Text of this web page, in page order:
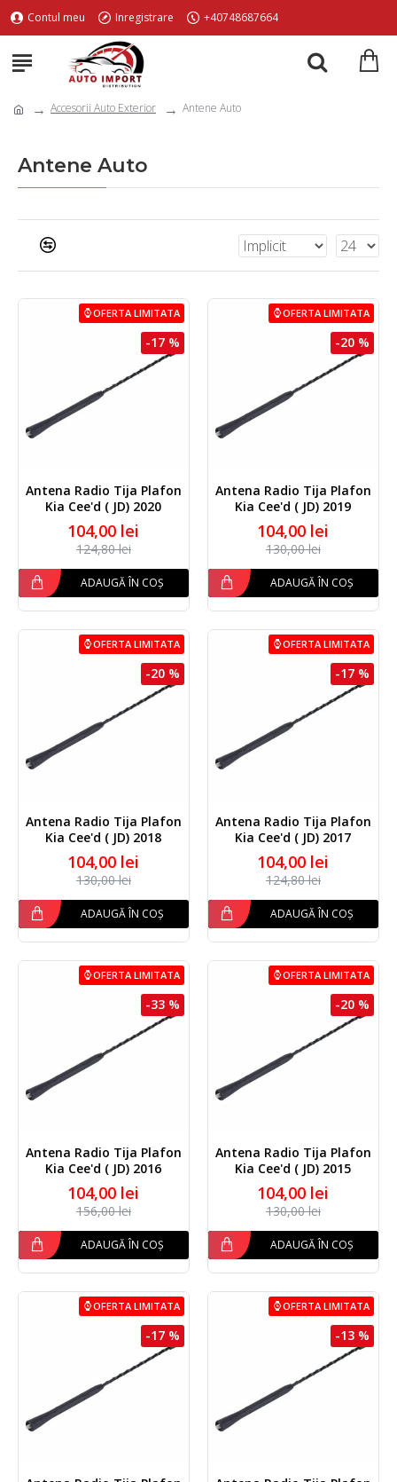
Contul meu Inregistrare +40748687664
Accesorii Auto Exterior Antene Auto
Antene Auto
OFERTA LIMITATA
-17 %
Antena Radio Tija Plafon
Kia Cee'd ( JD) 2020
104,00 lei
124,80 lei
ADAUGĂ ÎN COȘ
OFERTA LIMITATA
-20 %
Antena Radio Tija Plafon
Kia Cee'd ( JD) 2019
104,00 lei
130,00 lei
ADAUGĂ ÎN COȘ
OFERTA LIMITATA
-20 %
Antena Radio Tija Plafon
Kia Cee'd ( JD) 2018
104,00 lei
130,00 lei
ADAUGĂ ÎN COȘ
OFERTA LIMITATA
-17 %
Antena Radio Tija Plafon
Kia Cee'd ( JD) 2017
104,00 lei
124,80 lei
ADAUGĂ ÎN COȘ
OFERTA LIMITATA
-33 %
Antena Radio Tija Plafon
Kia Cee'd ( JD) 2016
104,00 lei
156,00 lei
ADAUGĂ ÎN COȘ
OFERTA LIMITATA
-20 %
Antena Radio Tija Plafon
Kia Cee'd ( JD) 2015
104,00 lei
130,00 lei
ADAUGĂ ÎN COȘ
OFERTA LIMITATA
-17 %
OFERTA LIMITATA
-13 %